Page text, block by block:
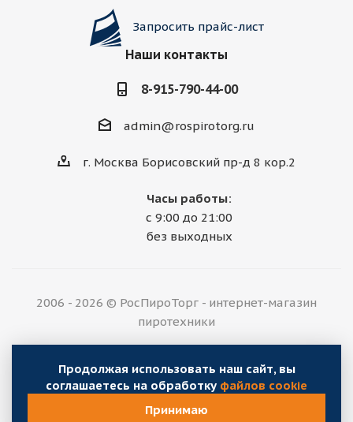
Запросить прайс-лист
Наши контакты
8-915-790-44-00
admin@rospirotorg.ru
г. Москва Борисовский пр-д 8 кор.2
Часы работы:
с 9:00 до 21:00
без выходных
2006 - 2026 © РосПироТорг - интернет-магазин
пиротехники
Продолжая использовать наш сайт, вы
соглашаетесь на обработку файлов cookie
Принимаю